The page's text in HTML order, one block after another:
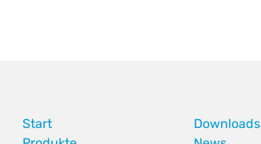
Start
Downloads